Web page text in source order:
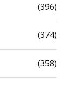
(396)
(374)
(358)